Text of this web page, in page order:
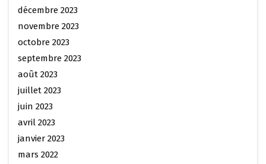
décembre 2023
novembre 2023
octobre 2023
septembre 2023
août 2023
juillet 2023
juin 2023
avril 2023
janvier 2023
mars 2022